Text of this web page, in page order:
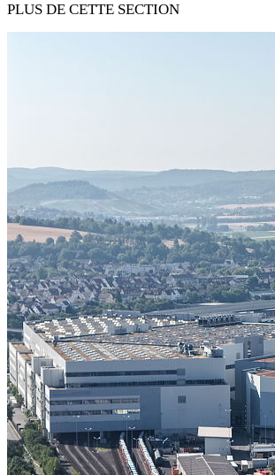
PLUS DE CETTE SECTION